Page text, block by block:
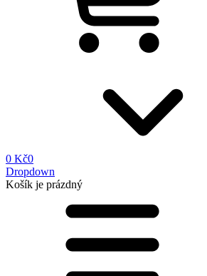
0 Kč0
Dropdown
Košík je prázdný